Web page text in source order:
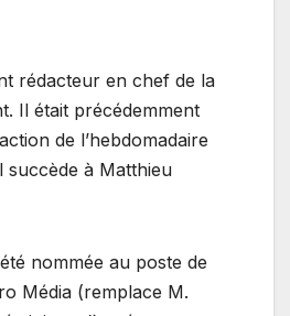
rédacteur en chef de la
Il était précédemment
de l’hebdomadaire
succède à Matthieu
nommée au poste de
Média (remplace M.